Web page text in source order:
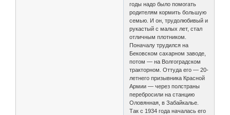
годы надо было помогать
родителям кормить большую
семью. И он, трудолюбивый и
рукастый с малых лет, стал
отличным плотником.
Поначалу трудился на
Бековском сахарном заводе,
потом — на Волгоградском
тракторном. Оттуда его — 20-
летнего призывника Красной
Армии — через полстраны
перебросили на станцию
Оловянная, в Забайкалье.
Так с 1934 года началась его